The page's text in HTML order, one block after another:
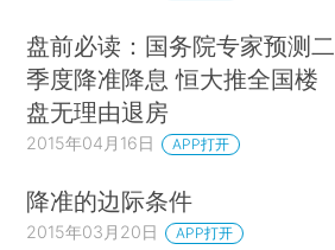
盘前必读：国务院专家预测二
季度降准降息 恒大推全国楼
盘无理由退房
2015年04月16日 APP打开
降准的边际条件
2015年03月20日 APP打开